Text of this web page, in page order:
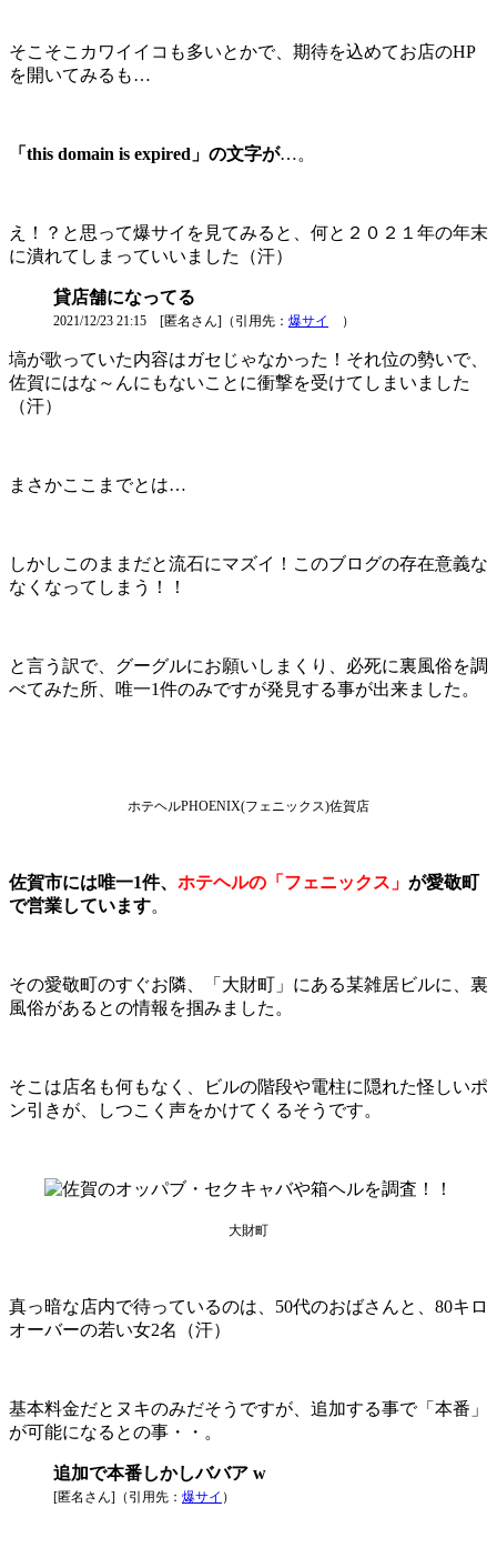
そこそこカワイイコも多いとかで、期待を込めてお店のHP
を開いてみるも…
「this domain is expired」の文字が…。
え！？と思って爆サイを見てみると、何と２０２１年の年末
に潰れてしまっていいました（汗）
貸店舗になってる
2021/12/23 21:15 [匿名さん]（引用先： 爆サイ ）
塙が歌っていた内容はガセじゃなかった！それ位の勢いで、
佐賀にはな～んにもないことに衝撃を受けてしまいました
（汗）
まさかここまでとは…
しかしこのままだと流石にマズイ！このブログの存在意義な
なくなってしまう！！
と言う訳で、グーグルにお願いしまくり、必死に裏風俗を調
べてみた所、唯一1件のみですが発見する事が出来ました。
ホテヘルPHOENIX(フェニックス)佐賀店
佐賀市には唯一1件、 ホテヘルの「フェニックス」 が愛敬町
で営業しています。
その愛敬町のすぐお隣、「大財町」にある某雑居ビルに、裏
風俗があるとの情報を掴みました。
そこは店名も何もなく、ビルの階段や電柱に隠れた怪しいポ
ン引きが、しつこく声をかけてくるそうです。
大財町
真っ暗な店内で待っているのは、50代のおばさんと、80キロ
オーバーの若い女2名（汗）
基本料金だとヌキのみだそうですが、追加する事で「本番」
が可能になるとの事・・。
追加で本番しかしババア w
[匿名さん]（引用先： 爆サイ ）